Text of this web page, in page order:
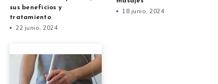
sus beneficios y
tratamiento
22 junio, 2024
18 junio, 2024